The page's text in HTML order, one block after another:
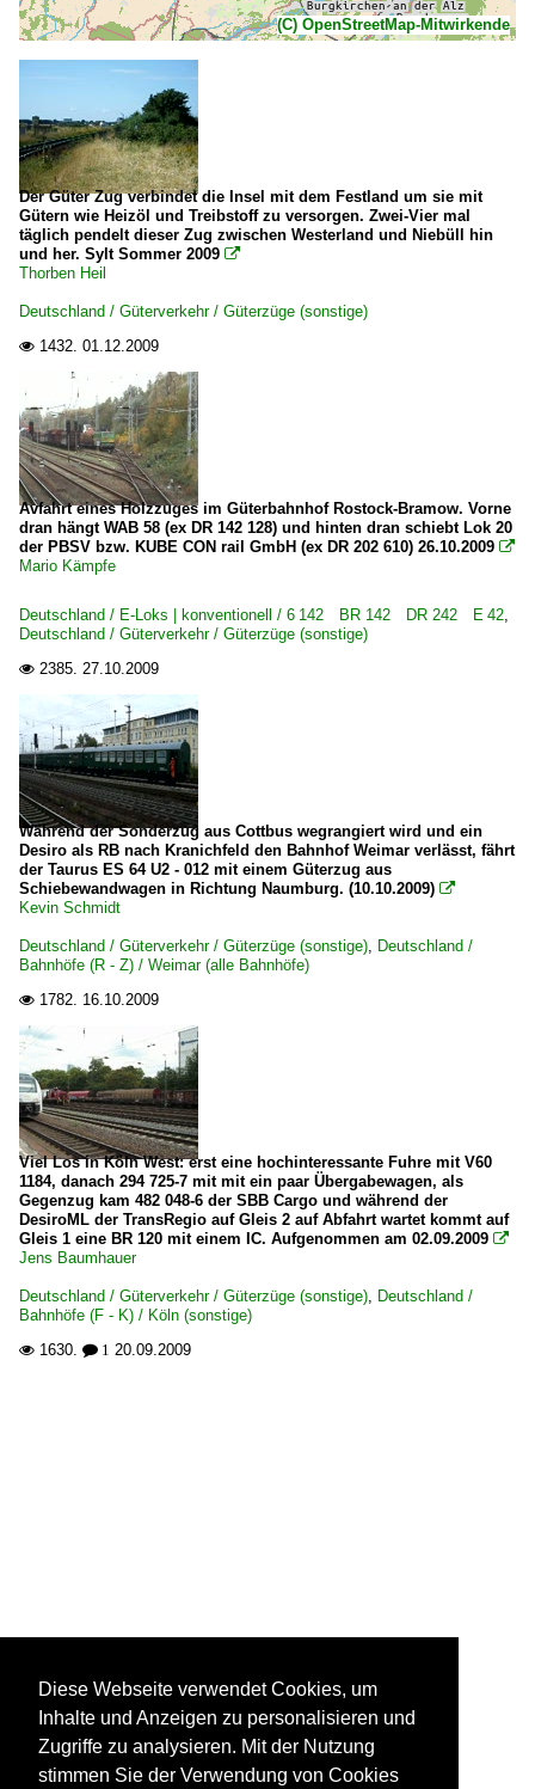
(C) OpenStreetMap-Mitwirkende
Der Güter Zug verbindet die Insel mit dem Festland um sie mit
Gütern wie Heizöl und Treibstoff zu versorgen. Zwei-Vier mal
täglich pendelt dieser Zug zwischen Westerland und Niebüll hin
und her. Sylt Sommer 2009 
Thorben Heil
Deutschland / Güterverkehr / Güterzüge (sonstige)
 1432. 01.12.2009
Avfahrt eines Holzzuges im Güterbahnhof Rostock-Bramow. Vorne
dran hängt WAB 58 (ex DR 142 128) und hinten dran schiebt Lok 20
der PBSV bzw. KUBE CON rail GmbH (ex DR 202 610) 26.10.2009 
Mario Kämpfe
Deutschland / E-Loks | konventionell / 6 142 BR 142 DR 242 E 42,
Deutschland / Güterverkehr / Güterzüge (sonstige)
 2385. 27.10.2009
Während der Sonderzug aus Cottbus wegrangiert wird und ein
Desiro als RB nach Kranichfeld den Bahnhof Weimar verlässt, fährt
der Taurus ES 64 U2 - 012 mit einem Güterzug aus
Schiebewandwagen in Richtung Naumburg. (10.10.2009) 
Kevin Schmidt
Deutschland / Güterverkehr / Güterzüge (sonstige), Deutschland /
Bahnhöfe (R - Z) / Weimar (alle Bahnhöfe)
 1782. 16.10.2009
Viel Los in Köln West: erst eine hochinteressante Fuhre mit V60
1184, danach 294 725-7 mit mit ein paar Übergabewagen, als
Gegenzug kam 482 048-6 der SBB Cargo und während der
DesiroML der TransRegio auf Gleis 2 auf Abfahrt wartet kommt auf
Gleis 1 eine BR 120 mit einem IC. Aufgenommen am 02.09.2009 
Jens Baumhauer
Deutschland / Güterverkehr / Güterzüge (sonstige), Deutschland /
Bahnhöfe (F - K) / Köln (sonstige)
 1630.  1 20.09.2009
Diese Webseite verwendet Cookies, um
Inhalte und Anzeigen zu personalisieren und
Zugriffe zu analysieren. Mit der Nutzung
stimmen Sie der Verwendung von Cookies